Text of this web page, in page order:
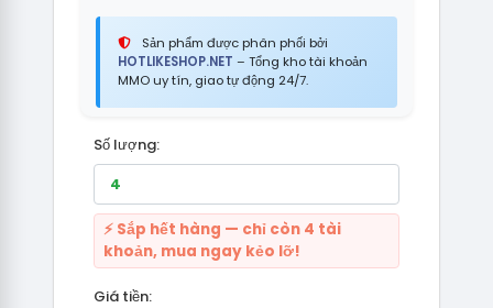
Sản phẩm được phân phối bởi
HOTLIKESHOP.NET – Tổng kho tài khoản
MMO uy tín, giao tự động 24/7.
Số lượng:
⚡ Sắp hết hàng — chỉ còn 4 tài
khoản, mua ngay kẻo lỡ!
Giá tiền: